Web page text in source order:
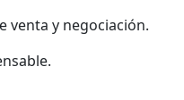
venta y negociación.